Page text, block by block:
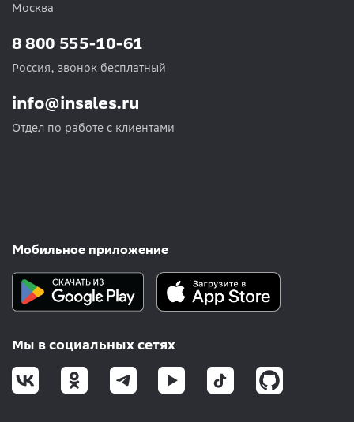
Москва
info@insales.ru
Отдел по работе с клиентами
8 800 555-10-61
Россия, звонок бесплатный
Мобильное приложение
Мы в социальных сетях